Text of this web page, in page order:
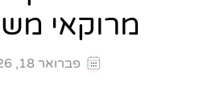
מרוקאי
פברואר 18, 2026